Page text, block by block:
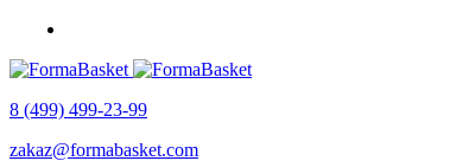
8 (499) 499-23-99
zakaz@formabasket.com